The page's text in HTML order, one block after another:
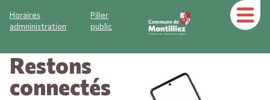
Horaires
admninistration
Pilier
public
Restons
connectés